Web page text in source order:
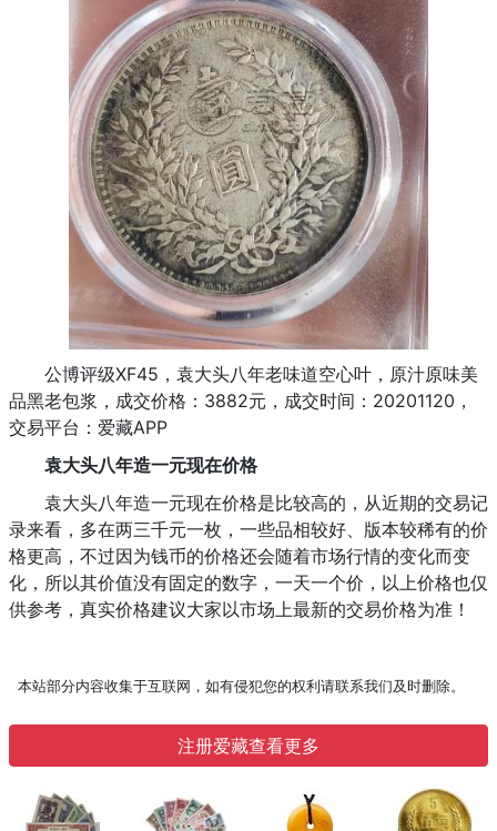
公博评级XF45，袁大头八年老味道空心叶，原汁原味美
品黑老包浆，成交价格：3882元，成交时间：20201120，
交易平台：爱藏APP
袁大头八年造一元现在价格
袁大头八年造一元现在价格是比较高的，从近期的交易记
录来看，多在两三千元一枚，一些品相较好、版本较稀有的价
格更高，不过因为钱币的价格还会随着市场行情的变化而变
化，所以其价值没有固定的数字，一天一个价，以上价格也仅
供参考，真实价格建议大家以市场上最新的交易价格为准！
本站部分内容收集于互联网，如有侵犯您的权利请联系我们及时删除。
注册爱藏查看更多